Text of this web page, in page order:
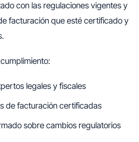
con las regulaciones vigentes y
facturación que esté certificado y
legales y fiscales
de facturación certificadas
sobre cambios regulatorios